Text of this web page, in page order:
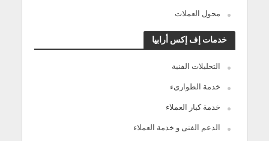
محول العملات
خدمات إف إكس أرابيا
التحليلات الفنية
خدمة الطوارىء
خدمة كبار العملاء
الدعم الفنى و خدمة العملاء